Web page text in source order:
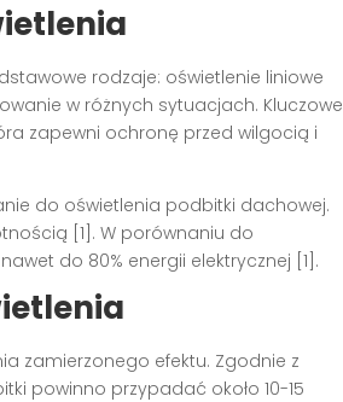
rodzaje: oświetlenie liniowe
w różnych sytuacjach. Kluczowe
zapewni ochronę przed wilgocią i
do oświetlenia podbitki dachowej.
[1]. W porównaniu do
do 80% energii elektrycznej [1].
zamierzonego efektu. Zgodnie z
powinno przypadać około 10-15